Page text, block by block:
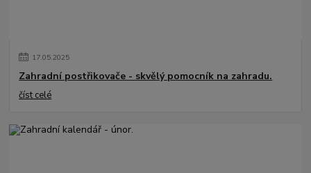
17.05.2025
Zahradní postřikovače - skvělý pomocník na zahradu.
číst celé